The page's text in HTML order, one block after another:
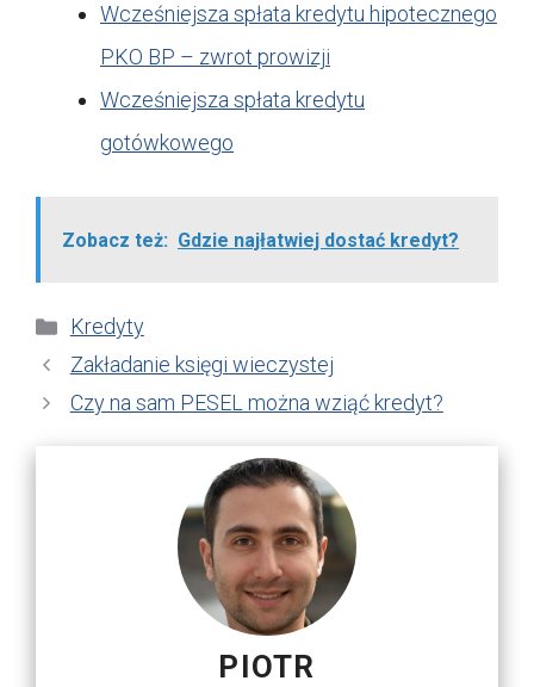
Wcześniejsza spłata kredytu hipotecznego
PKO BP – zwrot prowizji
Wcześniejsza spłata kredytu
gotówkowego
Zobacz też: Gdzie najłatwiej dostać kredyt?
Kategorie
Kredyty
Zakładanie księgi wieczystej
Czy na sam PESEL można wziąć kredyt?
PIOTR